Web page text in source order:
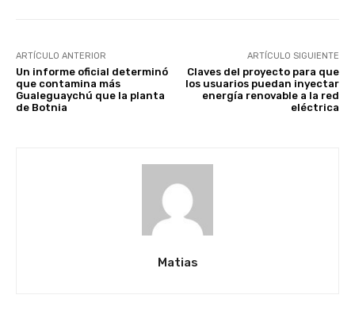
ARTÍCULO ANTERIOR
Un informe oficial determinó
que contamina más
Gualeguaychú que la planta
de Botnia
ARTÍCULO SIGUIENTE
Claves del proyecto para que
los usuarios puedan inyectar
energía renovable a la red
eléctrica
Matias